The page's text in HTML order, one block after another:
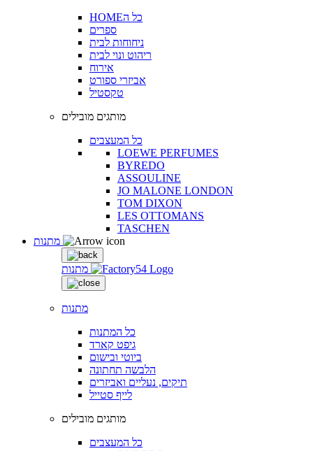
HOMEכל ה
ספרים
ניחוחות לבית
ריהוט ונוי לבית
אירוח
אביזרי ספורט
טקסטיל
מותגים מובילים
כל המעצבים
LOEWE PERFUMES
BYREDO
ASSOULINE
JO MALONE LONDON
TOM DIXON
LES OTTOMANS
TASCHEN
מתנות
מתנות
כל המתנות
גיפט קארד
ביוטי ובישום
הלבשה תחתונה
תיקים, נעליים ואביזרים
לייף סטייל
מותגים מובילים
כל המעצבים